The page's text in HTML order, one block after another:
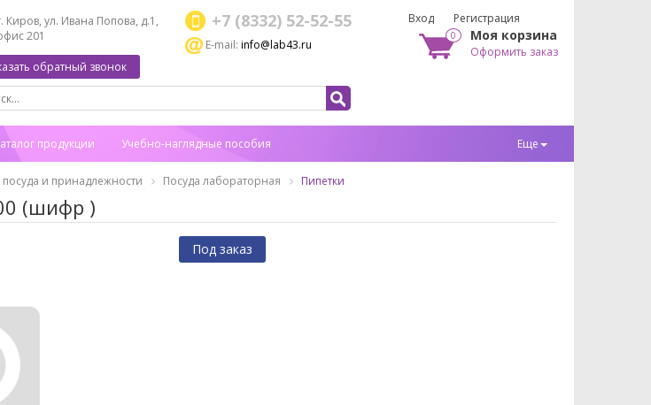
Киров, ул. Ивана Попова, д.1,
201
+7 (8332) 52-52-55
E-mail:info@lab43.ru
обратный звонок
Вход Регистрация
0 Моя корзина
Оформить заказ
продукции Учебно-наглядные пособия Еще
и принадлежности Посуда лабораторная Пипетки
(шифр )
Под заказ